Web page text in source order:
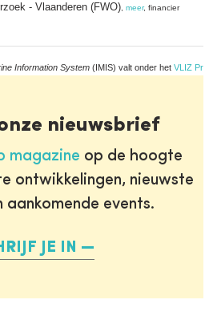
- Vlaanderen (FWO) meer, financier
Information System (IMIS) valt onder het VLIZ
nieuwsbrief
magazine op de hoogte
ontwikkelingen, nieuwste
aankomende events.
JE IN